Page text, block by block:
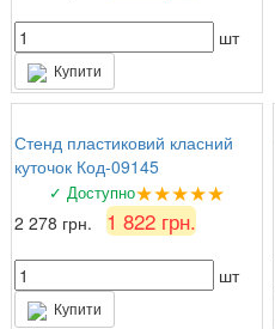
шт
Купити
Стенд пластиковий класний
куточок Код-09145
✓ Доступно★★★★★
2 278 грн. 1 822 грн.
шт
Купити